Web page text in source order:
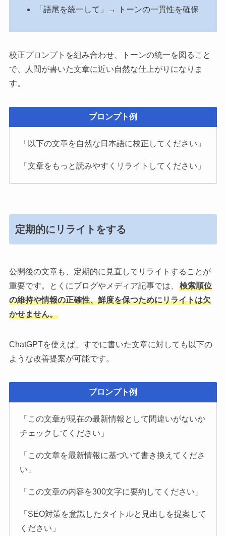
「語尾を統一して」→ トーンの一貫性を確保
校正プロンプトを組み合わせ、トーンの統一を図ること
で、人間が書いた文章に近い自然な仕上がりになりま
す。
プロンプト例
「以下の文章を自然な日本語に校正してください」
「文章をもっと読みやすくリライトしてください」
定期的にリライトをする
公開後の文章も、定期的に見直してリライトすることが
重要です。とくにブログやメディア記事では、
検索順位
の維持や情報の正確性、鮮度を保つためにリライトは欠
かせません。
ChatGPTを使えば、すでに書いた文章に対しても以下の
ような改善提案が可能です。
プロンプト例
「この文章が現在の最新情報として間違いがないか
チェックしてください」
「この文章を最新情報に基づいて書き換えてくださ
い」
「この文章の内容を300文字に要約してください」
「SEO対策を意識したタイトルと見出しを提案して
ください」